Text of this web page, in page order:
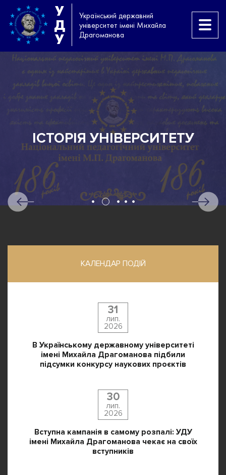
У
Д
У
Український державний
університет імені Михайла
Драгоманова
ІСТОРІЯ УНІВЕРСИТЕТУ
КАЛЕНДАР ПОДІЙ
31
лип.
2026
В Українському державному університеті
імені Михайла Драгоманова підбили
підсумки конкурсу наукових проєктів
30
лип.
2026
Вступна кампанія в самому розпалі: УДУ
імені Михайла Драгоманова чекає на своїх
вступників